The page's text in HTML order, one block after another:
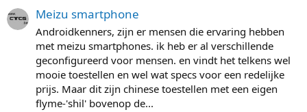
Meizu smartphone
Androidkenners, zijn er mensen die ervaring hebben
met meizu smartphones. ik heb er al verschillende
geconfigureerd voor mensen. en vindt het telkens wel
mooie toestellen en wel wat specs voor een redelijke
prijs. Maar dit zijn chinese toestellen met een eigen
flyme-'shil' bovenop de...